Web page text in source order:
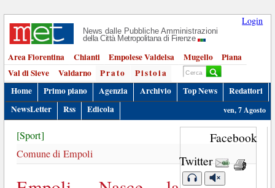
Login
News dalle Pubbliche Amministrazioni
della Città Metropolitana di Firenze
Area Fiorentina Chianti Empolese Valdelsa Mugello
Piana
Val di Sieve
Valdarno Prato
Pistoia
Home
Primo piano Agenzia Archivio Top News
Redattori
NewsLetter
Rss Edicola ven, 7 Agosto
Facebook
Twitter
[Sport]
Comune di Empoli